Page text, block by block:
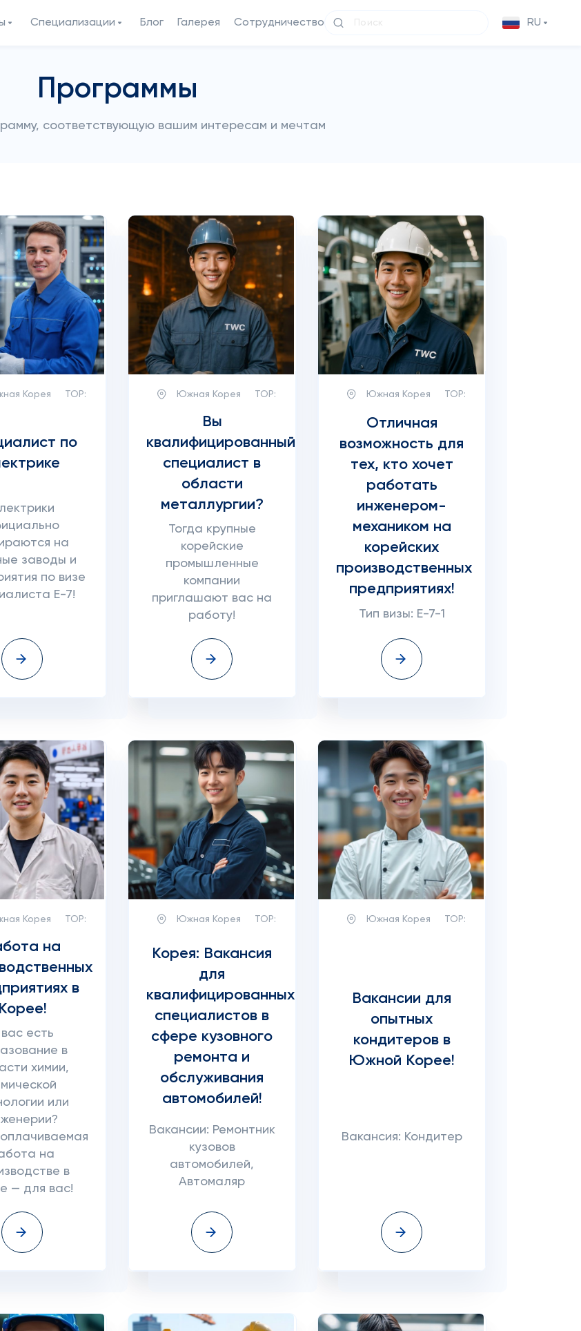
Специализации Блог Галерея Сотрудничество RU
Программы
соответствующую вашим интересам и мечтам
Корея TOP:
по
на
заводы и
по визе
E-7!
Южная Корея TOP:
Вы
квалифицированный
специалист в
области
металлургии?
Тогда крупные
корейские
промышленные
компании
приглашают вас на
работу!
Южная Корея TOP:
Отличная
возможность для
тех, кто хочет
работать
инженером-
механиком на
корейских
производственных
предприятиях!
Тип визы: E-7-1
Корея TOP:
на
в
Корее!
есть
в
химии,
или
на
в
— для вас!
Южная Корея TOP:
Корея: Вакансия
для
квалифицированных
специалистов в
сфере кузовного
ремонта и
обслуживания
автомобилей!
Вакансии: Ремонтник
кузовов
автомобилей,
Автомаляр
Южная Корея TOP:
Вакансии для
опытных
кондитеров в
Южной Корее!
Вакансия: Кондитер